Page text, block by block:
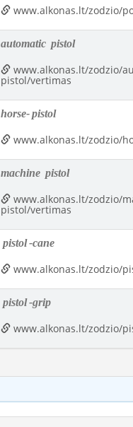
www.alkonas.lt/zodzio/
automatic pistol
www.alkonas.lt/zodzio/
pistol/vertimas
horse-pistol
www.alkonas.lt/zodzio/
machine pistol
www.alkonas.lt/zodzio/
pistol/vertimas
pistol-cane
www.alkonas.lt/zodzio/
pistol-grip
www.alkonas.lt/zodzio/